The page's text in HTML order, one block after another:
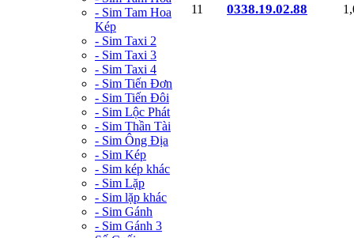
- Sim Tam Hoa
Kép
- Sim Taxi 2
- Sim Taxi 3
- Sim Taxi 4
- Sim Tiến Đơn
- Sim Tiến Đôi
- Sim Lộc Phát
- Sim Thần Tài
- Sim Ông Địa
- Sim Kép
- Sim kép khác
- Sim Lặp
- Sim lặp khác
- Sim Gánh
- Sim Gánh 3
11 0338.19.02.88